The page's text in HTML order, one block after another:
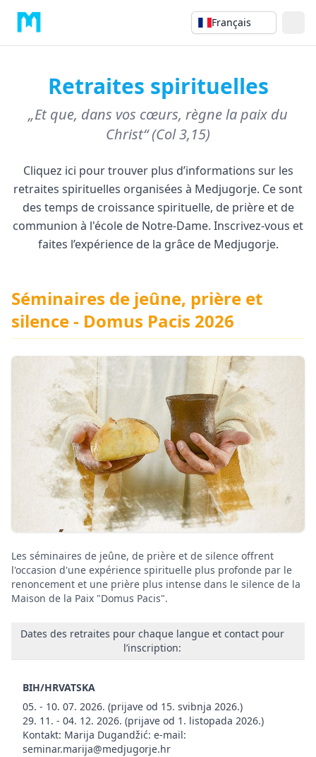
Français
Retraites spirituelles
„Et que, dans vos cœurs, règne la paix du
Christ“ (Col 3,15)
Cliquez ici pour trouver plus d’informations sur les
retraites spirituelles organisées à Medjugorje. Ce sont
des temps de croissance spirituelle, de prière et de
communion à l'école de Notre-Dame. Inscrivez-vous et
faites l’expérience de la grâce de Medjugorje.
Séminaires de jeûne, prière et
silence - Domus Pacis 2026
Les séminaires de jeûne, de prière et de silence offrent
l'occasion d'une expérience spirituelle plus profonde par le
renoncement et une prière plus intense dans le silence de la
Maison de la Paix "Domus Pacis".
Dates des retraites pour chaque langue et contact pour
l’inscription:
BIH/HRVATSKA
05. - 10. 07. 2026. (prijave od 15. svibnja 2026.)
29. 11. - 04. 12. 2026. (prijave od 1. listopada 2026.)
Kontakt: Marija Dugandžić: e-mail:
seminar.marija@medjugorje.hr